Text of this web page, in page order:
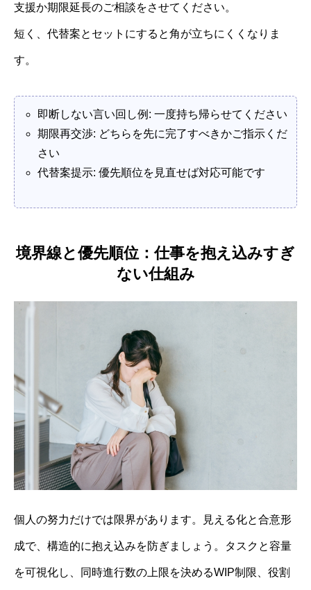
支援か期限延長のご相談をさせてください。
短く、代替案とセットにすると角が立ちにくくなりま
す。
即断しない言い回し例: 一度持ち帰らせてください
期限再交渉: どちらを先に完了すべきかご指示くだ
さい
代替案提示: 優先順位を見直せば対応可能です
境界線と優先順位：仕事を抱え込みすぎ
ない仕組み
個人の努力だけでは限界があります。見える化と合意形
成で、構造的に抱え込みを防ぎましょう。タスクと容量
を可視化し、同時進行数の上限を決めるWIP制限、役割